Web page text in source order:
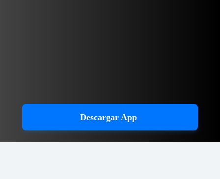
Descargar App